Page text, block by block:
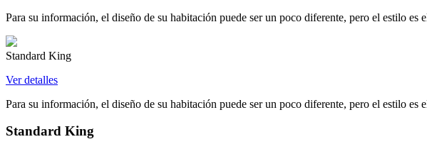
Para su información, el diseño de su habitación puede ser un poco diferente, pero el estilo es
Standard King
Ver detalles
Para su información, el diseño de su habitación puede ser un poco diferente, pero el estilo es
Standard King